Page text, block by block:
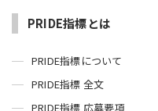
PRIDE指標とは
PRIDE指標について
PRIDE指標 全文
PRIDE指標 応募要項